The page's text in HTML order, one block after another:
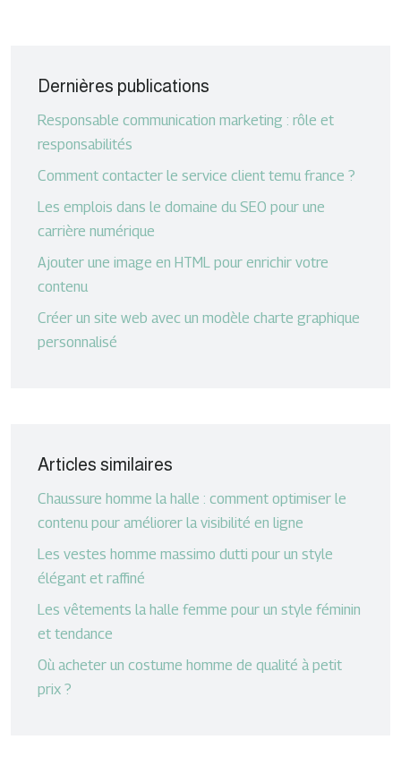
Dernières publications
Responsable communication marketing : rôle et
responsabilités
Comment contacter le service client temu france ?
Les emplois dans le domaine du SEO pour une
carrière numérique
Ajouter une image en HTML pour enrichir votre
contenu
Créer un site web avec un modèle charte graphique
personnalisé
Articles similaires
Chaussure homme la halle : comment optimiser le
contenu pour améliorer la visibilité en ligne
Les vestes homme massimo dutti pour un style
élégant et raffiné
Les vêtements la halle femme pour un style féminin
et tendance
Où acheter un costume homme de qualité à petit
prix ?